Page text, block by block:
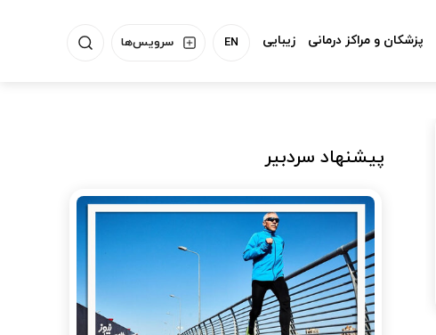
سرویس‌ها EN پزشکان و مراکز درمانی زیبایی
پیشنهاد سردبیر